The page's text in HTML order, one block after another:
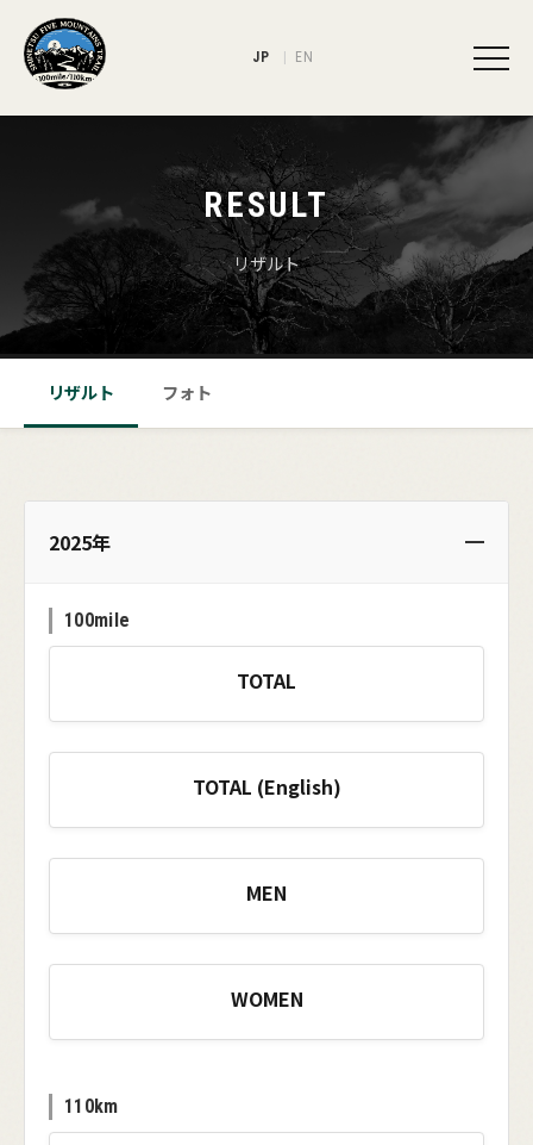
JP EN
RESULT
リザルト
リザルト フォト
2025年
100mile
TOTAL
TOTAL (English)
MEN
WOMEN
110km